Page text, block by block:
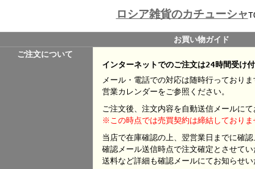
ロシア雑貨のカチューシャ
お買い物ガイド
ご注文について
インターネットでのご注文は24時間受け付
メール・電話での対応は随時行っておりま
営業カレンダーをご参照ください。
ご注文後、注文内容を自動送信メールにて
※この時点では売買契約は締結しておりま
当店で在庫確認の上、翌営業日までに確認
確認メール送信時点で注文確定とさせてい
送料など詳細も確認メールにてお知らせい